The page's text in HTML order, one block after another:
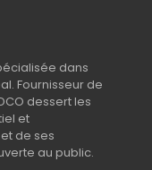
dans
Fournisseur de
dessert les
et
de ses
au public.